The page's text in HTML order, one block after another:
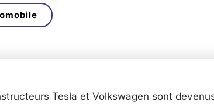
Tesla et Volkswagen sont